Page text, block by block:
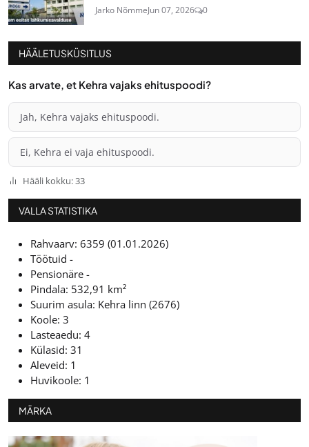
Jarko NõmmeJun 07, 2026 0
HÄÄLETUSKÜSITLUS
Kas arvate, et Kehra vajaks ehituspoodi?
Jah, Kehra vajaks ehituspoodi.
Ei, Kehra ei vaja ehituspoodi.
Hääli kokku: 33
VALLA STATISTIKA
Rahvaarv: 6359 (01.01.2026)
Töötuid -
Pensionäre -
Pindala: 532,91 km²
Suurim asula: Kehra linn (2676)
Koole: 3
Lasteaedu: 4
Külasid: 31
Aleveid: 1
Huvikoole: 1
MÄRKA